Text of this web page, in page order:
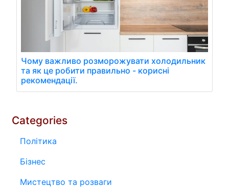
Чому важливо розморожувати холодильник
та як це робити правильно - корисні
рекомендації.
Categories
Політика
Бізнес
Мистецтво та розваги